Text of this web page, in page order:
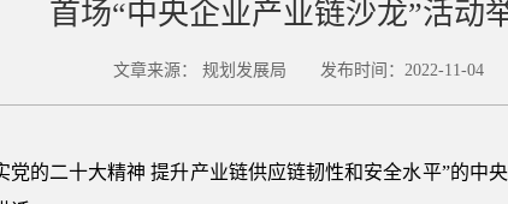
首场“中央企业产业链沙龙”活动
文章来源： 规划发展局 发布时间：2022-11-04
党的二十大精神 提升产业链供应链韧性和安全水平”的中